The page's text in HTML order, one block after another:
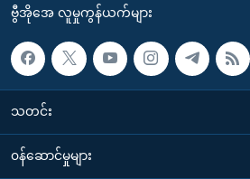
ဗွီအိုအေ လူမှုကွန်ယက်များ
သတင်း
၀န်ဆောင်မှုများ